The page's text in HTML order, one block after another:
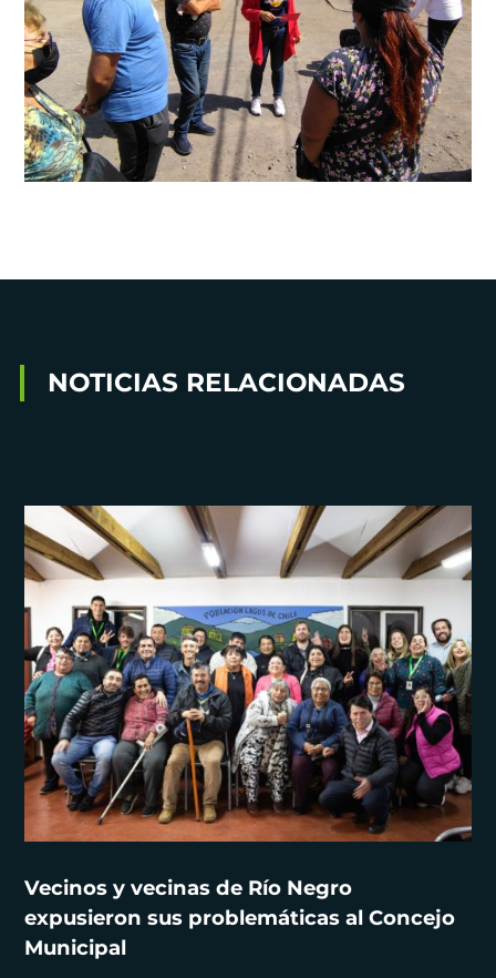
NOTICIAS RELACIONADAS
Vecinos y vecinas de Río Negro
expusieron sus problemáticas al Concejo
Municipal